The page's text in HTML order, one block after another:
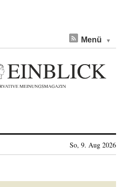
Menü
So, 9. Aug 2026